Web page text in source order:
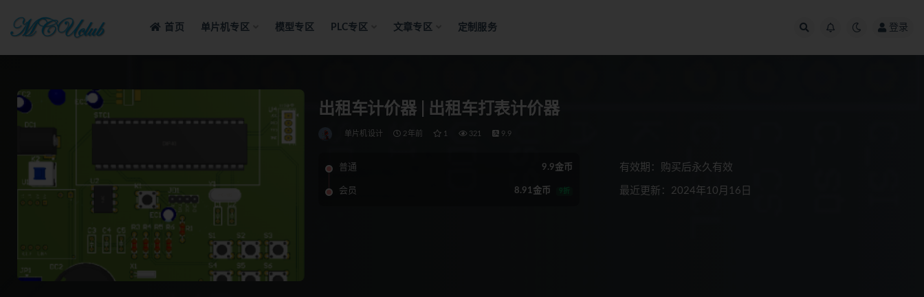
首页 单片机专区 模型专区 PLC专区 文章专区 定制服务 登录
出租车计价器 | 出租车打表计价器
单片机设计 2年前 1 321 9.9
普通 9.9金币
会员 8.91金币 9折
有效期：购买后永久有效
最近更新：2024年10月16日